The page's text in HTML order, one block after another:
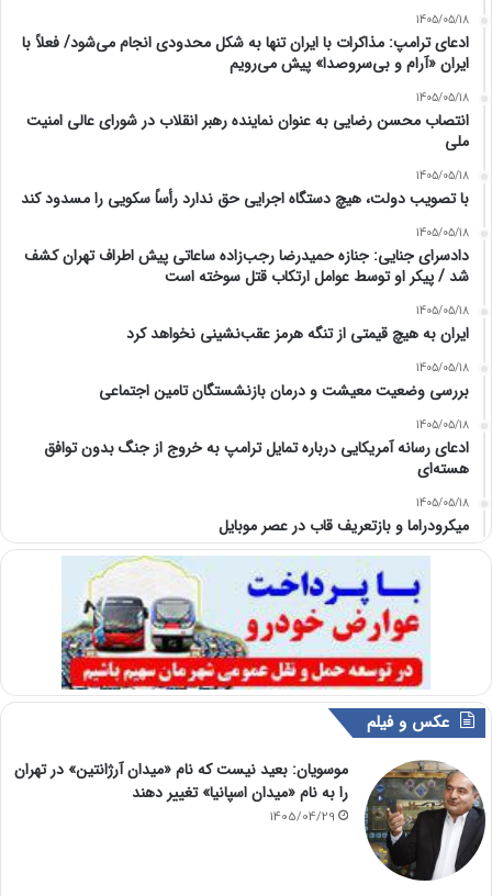
1405/05/18
ادعای ترامپ: مذاکرات با ایران تنها به شکل محدودی انجام می‌شود/ فعلاً با
ایران «آرام و بی‌سروصدا» پیش می‌رویم
1405/05/18
انتصاب محسن رضایی به عنوان نماینده رهبر انقلاب در شورای عالی امنیت
ملی
1405/05/18
با تصویب دولت، هیچ دستگاه اجرایی حق ندارد رأساً سکویی را مسدود کند
1405/05/18
دادسرای جنایی: جنازه حمیدرضا رجب‌زاده ساعاتی پیش اطراف تهران کشف
شد / پیکر او توسط عوامل‌ ارتکاب قتل سوخته است
1405/05/18
ایران به هیچ قیمتی از تنگه هرمز عقب‌نشینی نخواهد کرد
1405/05/18
بررسی وضعیت معیشت و درمان بازنشستگان تامین اجتماعی
1405/05/18
ادعای رسانه آمریکایی درباره تمایل ترامپ به خروج از جنگ بدون توافق
هسته‌ای
1405/05/18
میکرودراما و بازتعریف قاب در عصر موبایل
عکس و فیلم
موسویان: بعید نیست که نام «میدان آرژانتین» در تهران
را به نام «میدان اسپانیا» تغییر دهند
1405/04/29